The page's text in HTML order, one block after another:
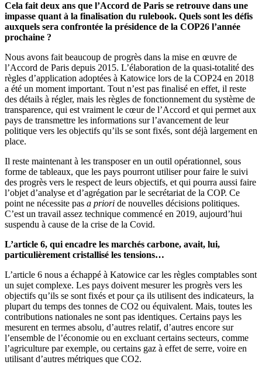
Cela fait deux ans que l’Accord de Paris se retrouve dans une
impasse quant à la finalisation du rulebook. Quels sont les défis
auxquels sera confrontée la présidence de la COP26 l’année
prochaine ?
Nous avons fait beaucoup de progrès dans la mise en œuvre de
l’Accord de Paris depuis 2015. L’élaboration de la quasi-totalité des
règles d’application adoptées à Katowice lors de la COP24 en 2018
a été un moment important. Tout n’est pas finalisé en effet, il reste
des détails à régler, mais les règles de fonctionnement du système de
transparence, qui est vraiment le cœur de l’Accord et qui permet aux
pays de transmettre les informations sur l’avancement de leur
politique vers les objectifs qu’ils se sont fixés, sont déjà largement en
place.
Il reste maintenant à les transposer en un outil opérationnel, sous
forme de tableaux, que les pays pourront utiliser pour faire le suivi
des progrès vers le respect de leurs objectifs, et qui pourra aussi faire
l’objet d’analyse et d’agrégation par le secrétariat de la COP. Ce
point ne nécessite pas a priori de nouvelles décisions politiques.
C’est un travail assez technique commencé en 2019, aujourd’hui
suspendu à cause de la crise de la Covid.
L’article 6, qui encadre les marchés carbone, avait, lui,
particulièrement cristallisé les tensions…
L’article 6 nous a échappé à Katowice car les règles comptables sont
un sujet complexe. Les pays doivent mesurer les progrès vers les
objectifs qu’ils se sont fixés et pour ça ils utilisent des indicateurs, la
plupart du temps des tonnes de CO2 ou équivalent. Mais, toutes les
contributions nationales ne sont pas identiques. Certains pays les
mesurent en termes absolu, d’autres relatif, d’autres encore sur
l’ensemble de l’économie ou en excluant certains secteurs, comme
l’agriculture par exemple, ou certains gaz à effet de serre, voire en
utilisant d’autres métriques que CO2.